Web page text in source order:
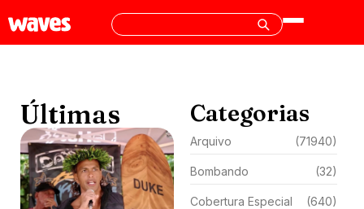
Últimas Categorias
Arquivo (71940)
Bombando (32)
Cobertura Especial (640)